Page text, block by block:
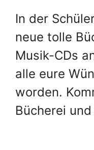
In der
neue tolle
Musik-CDs
alle eure
worden.
Bücherei